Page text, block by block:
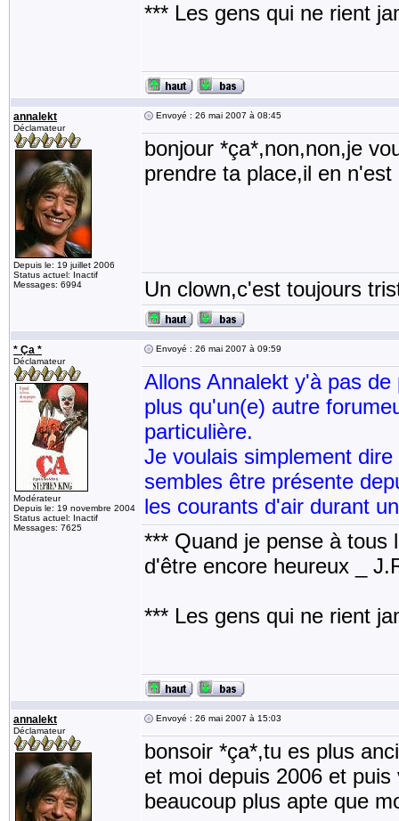
*** Les gens qui ne rient
annalekt
Déclamateur
Depuis le: 19 juillet 2006
Status actuel: Inactif
Messages: 6994
Envoyé : 26 mai 2007 à 08:45
bonjour *ça*,non,non,je
prendre ta place,il en
Un clown,c'est toujours
* Ça *
Déclamateur
Modérateur
Depuis le: 19 novembre 2004
Status actuel: Inactif
Messages: 7625
Envoyé : 26 mai 2007 à 09:59
Allons Annalekt y'à pas
plus qu'un(e) autre
particulière.
Je voulais simplement
sembles être présente
les courants d'air durant
*** Quand je pense à tous
d'être encore heureux _
*** Les gens qui ne rient
annalekt
Déclamateur
Envoyé : 26 mai 2007 à 15:03
bonsoir *ça*,tu es plus
et moi depuis 2006 et
beaucoup plus apte que